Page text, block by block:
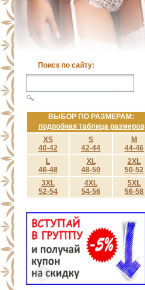
Поиск по сайту:
ВЫБОР ПО РАЗМЕРАМ:
подробная таблица размеров
XS
40-42
S
42-44
M
44-46
L
46-48
XL
48-50
2XL
50-52
3XL
52-54
4XL
54-56
5XL
56-58